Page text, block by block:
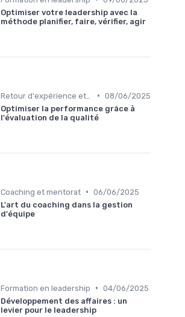
Optimiser votre leadership avec la
méthode planifier, faire, vérifier, agir
• 08/06/2025
Optimiser la performance grâce à
l'évaluation de la qualité
Coaching et mentorat • 06/06/2025
L'art du coaching dans la gestion
d'équipe
Formation en leadership • 04/06/2025
Développement des affaires : un
levier pour le leadership